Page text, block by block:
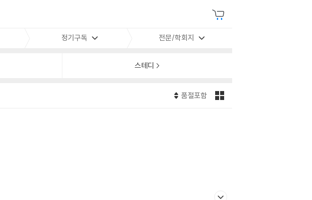
정기구독 전문/학회지
스테디
품절포함